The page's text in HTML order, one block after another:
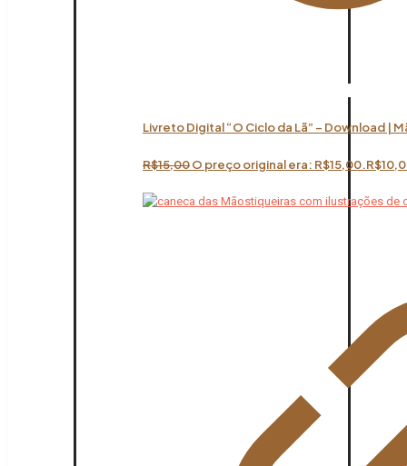
Livreto Digital “O Ciclo da Lã” – Download |
R$15,00O preço original era: R$15,00.R$